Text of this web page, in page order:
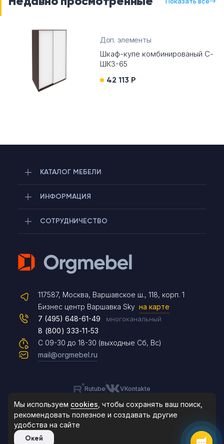
Доп. элементы
Шкаф-купе комбинированый С-
ШКЗ-65
42 113 Р
КАТАЛОГ МЕБЕЛИ
ИНФОРМАЦИЯ
СОТРУДНИЧЕСТВО
117587, Москва, Варшавское ш., 118, корп. 1
Бизнес центр Варшавка Sky на карте
С 09-30 до 18-30 (выходные Сб, Вс)
7 (495) 648-61-49 многоканальный
8 (800) 333-11-53
mail@orgmebel.ru
Rutube VKontakte
Telegram
Max
Чат на сайте
8 (495) 183-47-87
По будням с 09:30 до 18:30
Мы используем cookies , чтобы сохранять ваш поиск,
рекомендовать полезное и создавать другие
удобства на сайте
Окей